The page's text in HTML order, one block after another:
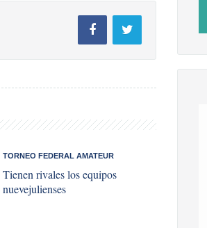
TORNEO FEDERAL AMATEUR
Tienen rivales los equipos
nuevejulienses